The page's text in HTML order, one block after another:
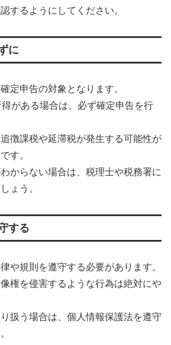
するようにしてください。
に
定申告の対象となります。
がある場合は、必ず確定申告を行
徴課税や延滞税が発生する可能性が
す。
からない場合は、税理士や税務署に
ょう。
する
や規則を遵守する必要があります。
権を侵害するような行為は絶対にや
扱う場合は、個人情報保護法を遵守